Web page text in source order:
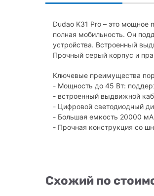
Dudao K31 Pro – это мощное
полная мобильность. Он
устройства. Встроенный
Прочный серый корпус и
Ключевые преимущества
- Мощность до 45 Вт:
- встроенный выдвижной
- Цифровой светодиодный
- Большая емкость 20000
- Прочная конструкция со
Схожий по